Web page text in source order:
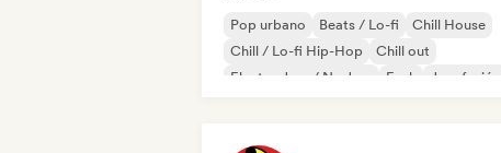
Pop urbano Beats / Lo-fi
Chill House
Chill / Lo-fi Hip-Hop
Chill out
Electro Jazz / Nu Jazz
Funk Jazz fusión